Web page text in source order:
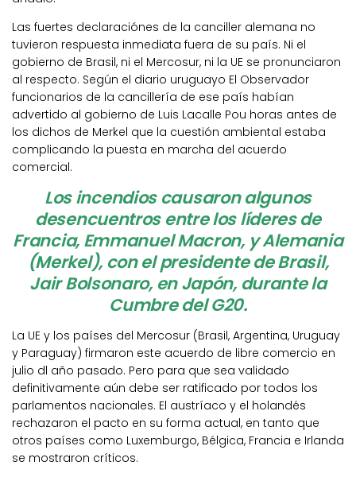
Las fuertes declaraciónes de la canciller alemana no
tuvieron respuesta inmediata fuera de su país. Ni el
gobierno de Brasil, ni el Mercosur, ni la UE se pronunciaron
al respecto. Según el diario uruguayo El Observador
funcionarios de la cancillería de ese país habían
advertido al gobierno de Luis Lacalle Pou horas antes de
los dichos de Merkel que la cuestión ambiental estaba
complicando la puesta en marcha del acuerdo
comercial.
Los incendios causaron algunos
desencuentros entre los líderes de
Francia, Emmanuel Macron, y Alemania
(Merkel), con el presidente de Brasil,
Jair Bolsonaro, en Japón, durante la
Cumbre del G20.
La UE y los países del Mercosur (Brasil, Argentina, Uruguay
y Paraguay) firmaron este acuerdo de libre comercio en
julio dl año pasado. Pero para que sea validado
definitivamente aún debe ser ratificado por todos los
parlamentos nacionales. El austríaco y el holandés
rechazaron el pacto en su forma actual, en tanto que
otros países como Luxemburgo, Bélgica, Francia e Irlanda
se mostraron críticos.